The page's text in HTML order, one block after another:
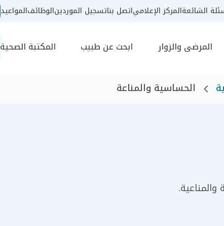
الشائعةالمركز الإعلامياتصل بناتسجيل الموردينالوظائفالمواعيد
المرضى والزوار ابحث عن طبيب المكتبة الصحية
الحساسية والمناعة